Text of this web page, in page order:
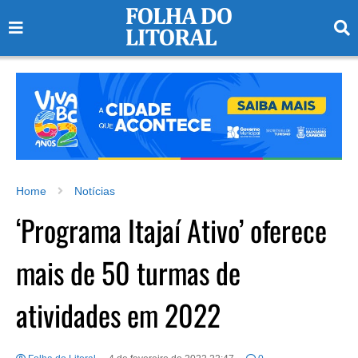
Home Notícias
‘Programa Itajaí Ativo’ oferece
mais de 50 turmas de
atividades em 2022